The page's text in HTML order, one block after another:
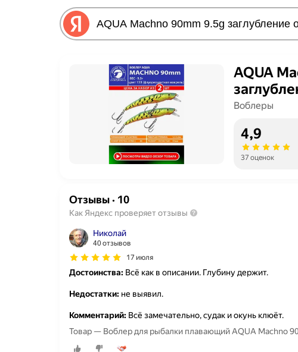
AQUA
Воблеры
4,9
37 оценок
Отзывы· 10
Как Яндекс проверяет отзывы
Николай
40 отзывов
17 июля
Достоинства: Всё как в описании. Глубину держит.
Недостатки: не выявил.
Комментарий: Всё замечательно, судак и окунь клюёт.
Товар — Воблер для рыбалки плавающий AQUA Machno